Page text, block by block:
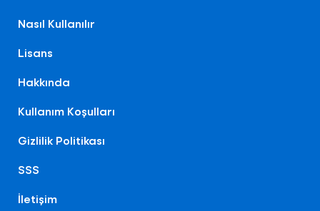
Nasıl Kullanılır
Lisans
Hakkında
Kullanım Koşulları
Gizlilik Politikası
SSS
İletişim